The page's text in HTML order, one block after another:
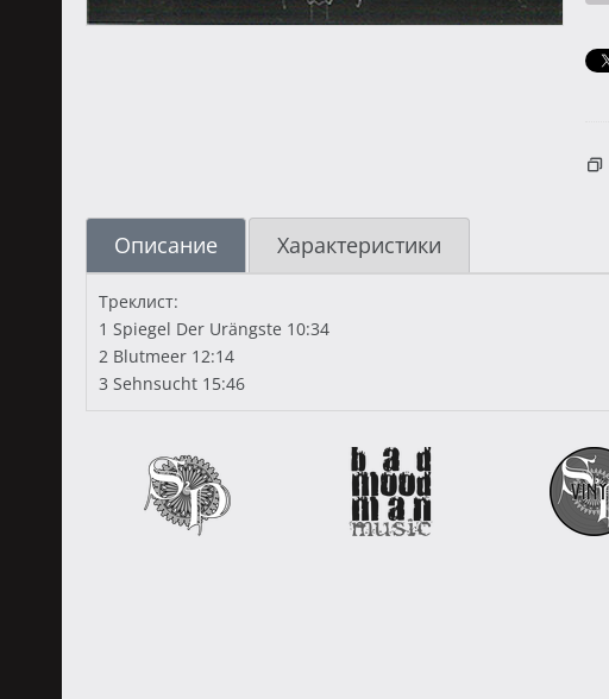
Описание Характеристики
Треклист:
1 Spiegel Der Urängste 10:34
2 Blutmeer 12:14
3 Sehnsucht 15:46